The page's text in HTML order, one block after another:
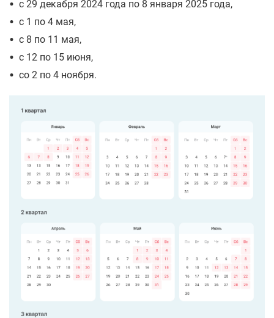
• с 29 декабря 2024 года по 8 января 2025 года,
• с 1 по 4 мая,
• с 8 по 11 мая,
• с 12 по 15 июня,
• со 2 по 4 ноября.